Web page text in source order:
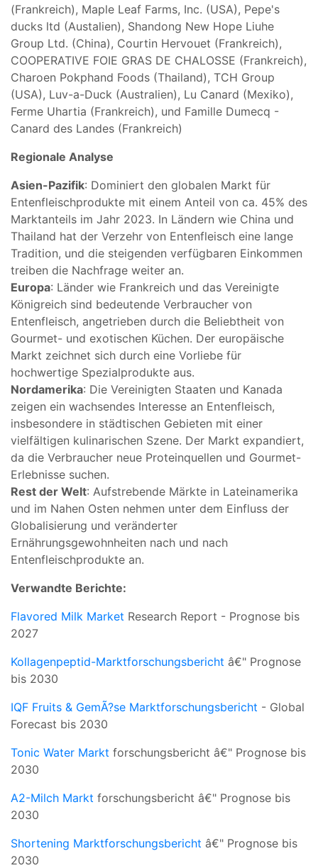
(Frankreich), Maple Leaf Farms, Inc. (USA), Pepe's
ducks ltd (Austalien), Shandong New Hope Liuhe
Group Ltd. (China), Courtin Hervouet (Frankreich),
COOPERATIVE FOIE GRAS DE CHALOSSE (Frankreich),
Charoen Pokphand Foods (Thailand), TCH Group
(USA), Luv-a-Duck (Australien), Lu Canard (Mexiko),
Ferme Uhartia (Frankreich), und Famille Dumecq -
Canard des Landes (Frankreich)
Regionale Analyse
Asien-Pazifik: Dominiert den globalen Markt für
Entenfleischprodukte mit einem Anteil von ca. 45% des
Marktanteils im Jahr 2023. In Ländern wie China und
Thailand hat der Verzehr von Entenfleisch eine lange
Tradition, und die steigenden verfügbaren Einkommen
treiben die Nachfrage weiter an.
Europa: Länder wie Frankreich und das Vereinigte
Königreich sind bedeutende Verbraucher von
Entenfleisch, angetrieben durch die Beliebtheit von
Gourmet- und exotischen Küchen. Der europäische
Markt zeichnet sich durch eine Vorliebe für
hochwertige Spezialprodukte aus.
Nordamerika: Die Vereinigten Staaten und Kanada
zeigen ein wachsendes Interesse an Entenfleisch,
insbesondere in städtischen Gebieten mit einer
vielfältigen kulinarischen Szene. Der Markt expandiert,
da die Verbraucher neue Proteinquellen und Gourmet-
Erlebnisse suchen.
Rest der Welt: Aufstrebende Märkte in Lateinamerika
und im Nahen Osten nehmen unter dem Einfluss der
Globalisierung und veränderter
Ernährungsgewohnheiten nach und nach
Entenfleischprodukte an.
Verwandte Berichte:
Flavored Milk Market Research Report - Prognose bis
2027
Kollagenpeptid-Marktforschungsbericht â€" Prognose
bis 2030
IQF Fruits & GemÃ?se Marktforschungsbericht - Global
Forecast bis 2030
Tonic Water Markt forschungsbericht â€" Prognose bis
2030
A2-Milch Markt forschungsbericht â€" Prognose bis
2030
Shortening Marktforschungsbericht â€" Prognose bis
2030